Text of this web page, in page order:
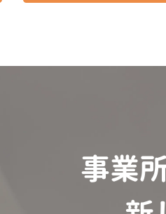
事業